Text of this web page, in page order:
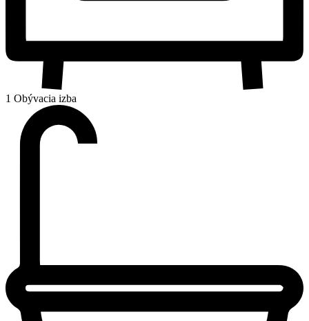
1 Obývacia izba